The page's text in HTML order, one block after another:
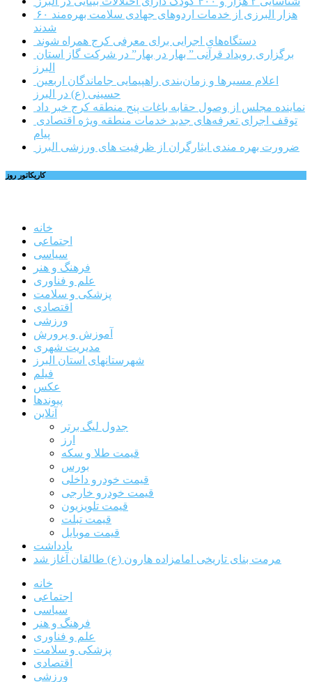
۶۰ هزار البرزی از خدمات اردوهای جهادی سلامت بهره‌مند
شدند
دستگاه‌های اجرایی برای معرفی کرج همراه شوند
البرز
حسینی (ع) در البرز
نماینده مجلس از وصول حقابه باغات پنج منطقه کرج خبر داد
پیام
ضرورت بهره مندی ایثارگران از ظرفیت های ورزشی البرز
کاریکاتور روز
خانه
اجتماعی
سیاسی
فرهنگ و هنر
علم و فناوری
پزشکی و سلامت
اقتصادی
ورزشی
آموزش و پرورش
مدیریت شهری
شهرستانهای استان البرز
فیلم
عکس
پیوندها
آنلاین
جدول لیگ برتر
ارز
قیمت طلا و سکه
بورس
قیمت خودرو داخلی
قیمت خودرو خارجی
قیمت تلویزیون
قیمت تبلت
قیمت موبایل
یادداشت
مرمت بنای تاریخی امامزاده هارون (ع) طالقان آغاز شد
خانه
اجتماعی
سیاسی
فرهنگ و هنر
علم و فناوری
پزشکی و سلامت
اقتصادی
ورزشی